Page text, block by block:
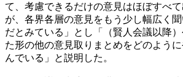
て、考慮できるだけの意見はほぼすべ
が、各界各層の意見をもう少し幅広く
だとみている」とし「（賢人会議以降
た形の他の意見取りまとめをどのよう
んでいる」と説明した。